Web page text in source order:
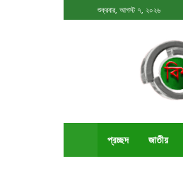
শুক্রবার, আগস্ট ৭, ২০২৬
বিশ্ববার্তা
প্রচ্ছদ জাতীয়